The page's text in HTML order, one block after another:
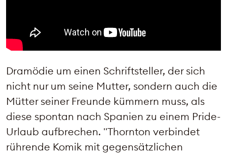
Dramödie um einen Schriftsteller, der sich
nicht nur um seine Mutter, sondern auch die
Mütter seiner Freunde kümmern muss, als
diese spontan nach Spanien zu einem Pride-
Urlaub aufbrechen. "Thornton verbindet
rührende Komik mit gegensätzlichen